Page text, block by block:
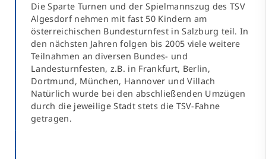
Die Sparte Turnen und der Spielmannszug des TSV
Algesdorf nehmen mit fast 50 Kindern am
österreichischen Bundesturnfest in Salzburg teil. In
den nächsten Jahren folgen bis 2005 viele weitere
Teilnahmen an diversen Bundes- und
Landesturnfesten, z.B. in Frankfurt, Berlin,
Dortmund, München, Hannover und Villach
Natürlich wurde bei den abschließenden Umzügen
durch die jeweilige Stadt stets die TSV-Fahne
getragen.